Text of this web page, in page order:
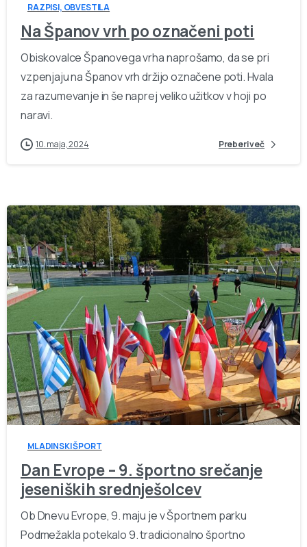
RAZPISI, OBVESTILA
Na Španov vrh po označeni poti
Obiskovalce Španovega vrha naprošamo, da se pri
vzpenjaju na Španov vrh držijo označene poti. Hvala
za razumevanje in še naprej veliko užitkov v hoji po
naravi.
10. maja, 2024 Preberi več
-
MLADINSKI ŠPORT
Dan Evrope – 9. športno srečanje
jeseniških srednješolcev
Ob Dnevu Evrope, 9. maju je v Športnem parku
Podmežakla potekalo 9. tradicionalno športno